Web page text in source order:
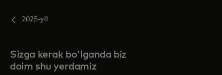
2025-yil
Sizga kerak bo'lganda biz
doim shu yerdamiz